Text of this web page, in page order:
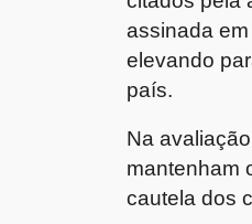
assinada
elevando
país.
Na
mantenham
cautela dos